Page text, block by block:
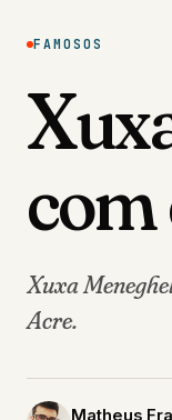
FAMOSOS
com
Xuxa
Acre.